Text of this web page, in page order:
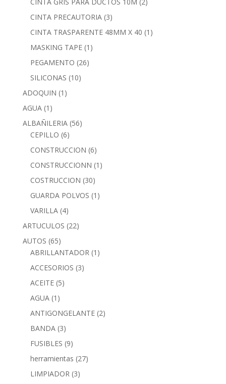
CINTA PRECAUTORIA (3)
CINTA TRASPARENTE 48MM X 40 (1)
MASKING TAPE (1)
PEGAMENTO (26)
SILICONAS (10)
ADOQUIN (1)
AGUA (1)
ALBAÑILERIA (56)
CEPILLO (6)
CONSTRUCCION (6)
CONSTRUCCIONN (1)
COSTRUCCION (30)
GUARDA POLVOS (1)
VARILLA (4)
ARTUCULOS (22)
AUTOS (65)
ABRILLANTADOR (1)
ACCESORIOS (3)
ACEITE (5)
AGUA (1)
ANTIGONGELANTE (2)
BANDA (3)
FUSIBLES (9)
herramientas (27)
LIMPIADOR (3)